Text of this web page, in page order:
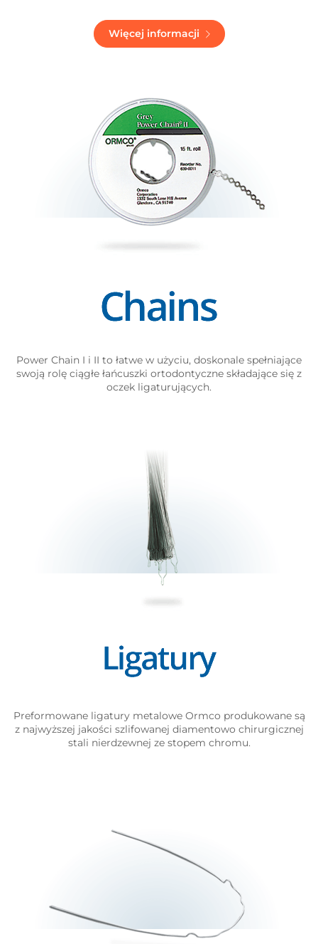
Więcej informacji
Power Chain I i II to łatwe w użyciu, doskonale spełniające
swoją rolę ciągłe łańcuszki ortodontyczne składające się z
oczek ligaturujących.
Preformowane ligatury metalowe Ormco produkowane są
z najwyższej jakości szlifowanej diamentowo chirurgicznej
stali nierdzewnej ze stopem chromu.